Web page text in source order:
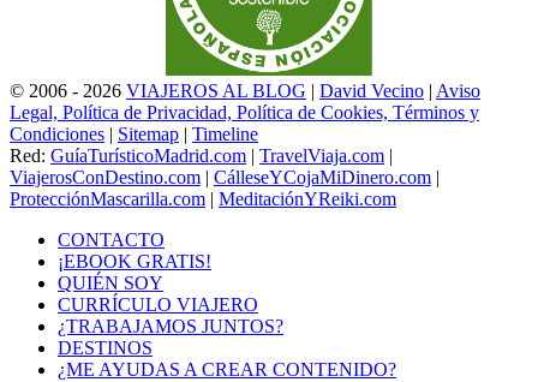
© 2006 - 2026 VIAJEROS AL BLOG | David Vecino | Aviso
Legal, Política de Privacidad, Política de Cookies, Términos y
Condiciones | Sitemap | Timeline
Red: GuíaTurísticoMadrid.com | TravelViaja.com |
ViajerosConDestino.com | CálleseYCojaMiDinero.com |
ProtecciónMascarilla.com | MeditaciónYReiki.com
CONTACTO
¡EBOOK GRATIS!
QUIÉN SOY
CURRÍCULO VIAJERO
¿TRABAJAMOS JUNTOS?
DESTINOS
¿ME AYUDAS A CREAR CONTENIDO?